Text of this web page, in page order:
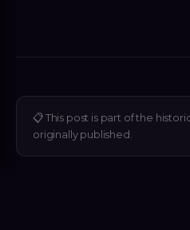
📋 This post is part of the
originally published.